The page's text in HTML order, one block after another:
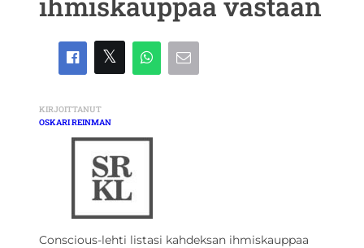
KIRJOITTANUT
OSKARI REINMAN
Conscious-lehti listasi kahdeksan ihmiskauppaa